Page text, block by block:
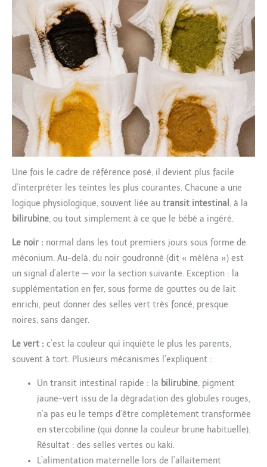
Une fois le cadre de référence posé, il devient plus facile
d’interpréter les teintes les plus courantes. Chacune a une
logique physiologique, souvent liée au transit intestinal , à la
bilirubine, ou tout simplement à ce que le bébé a ingéré.
Le noir : normal dans les tout premiers jours sous forme de
méconium. Au-delà, du noir goudronné (dit « méléna ») est
un signal d’alerte — voir la section suivante. Exception : la
supplémentation en fer, sous forme de gouttes ou de lait
enrichi, peut donner des selles vert très foncé, presque
noires, sans danger.
Le vert : c’est la couleur qui inquiète le plus les parents,
souvent à tort. Plusieurs mécanismes l’expliquent :
Un transit intestinal rapide : la bilirubine, pigment
jaune-vert issu de la dégradation des globules rouges,
n’a pas eu le temps d’être complètement transformée
en stercobiline (qui donne la couleur brune habituelle).
Résultat : des selles vertes ou kaki.
L’alimentation maternelle lors de l’allaitement